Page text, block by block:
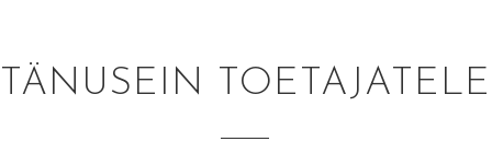
TÄNUSEIN TOETAJATELE